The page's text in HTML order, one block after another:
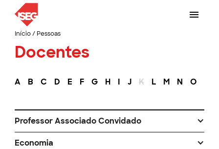
Início/ Pessoas
Docentes
A B C D E F G H I J K L M N O
Professor Associado Convidado
Economia